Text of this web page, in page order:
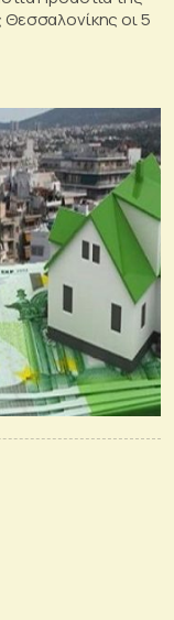
Θεσσαλονίκης οι 5